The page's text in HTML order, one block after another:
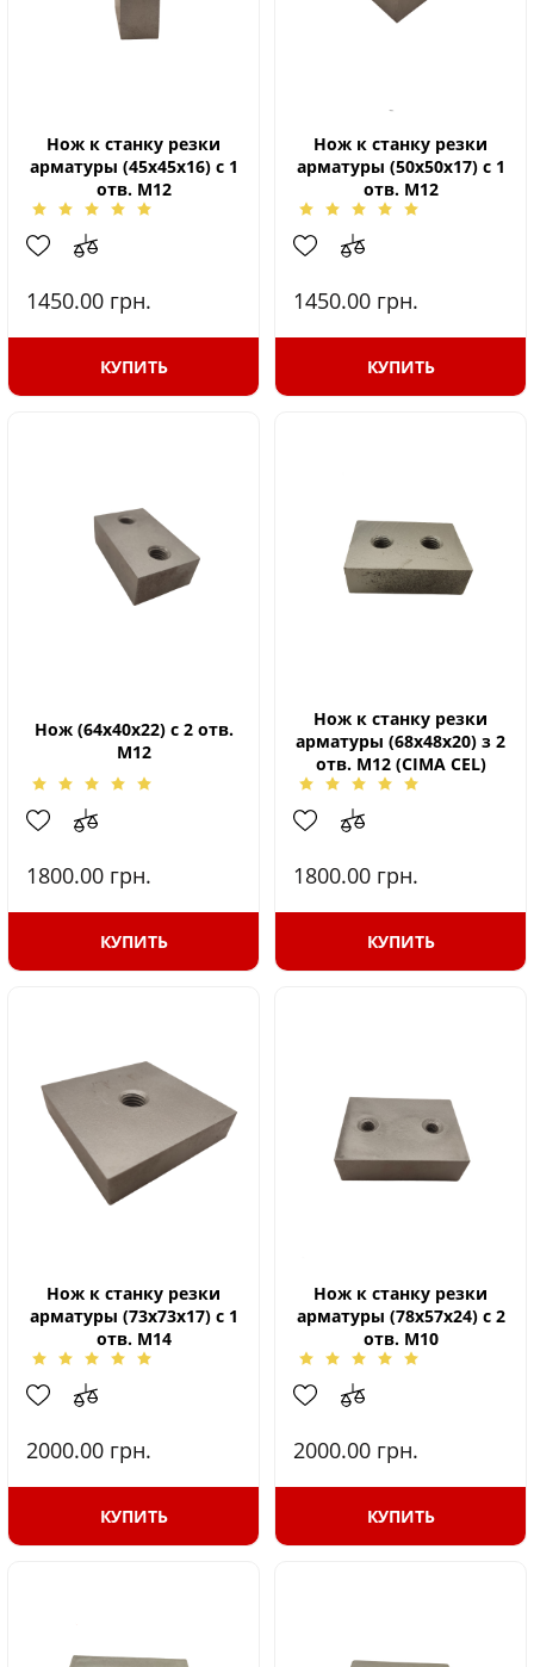
Нож к станку резки
арматуры (45х45х16) с 1
отв. М12
1450.00 грн.
КУПИТЬ
Нож к станку резки
арматуры (50х50х17) с 1
отв. М12
1450.00 грн.
КУПИТЬ
Нож (64х40х22) с 2 отв.
М12
1800.00 грн.
КУПИТЬ
Нож к станку резки
арматуры (68х48х20) з 2
отв. М12 (СIMA CEL)
1800.00 грн.
КУПИТЬ
Нож к станку резки
арматуры (73х73х17) с 1
отв. М14
2000.00 грн.
КУПИТЬ
Нож к станку резки
арматуры (78х57х24) с 2
отв. М10
2000.00 грн.
КУПИТЬ